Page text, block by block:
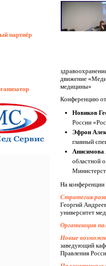
партнёр
движение
медицины»
Конференцию
Новиков
России
Эфрон
главный
Анисимова
областной
На
Стратегия
Георгий
университет
Организация
Новые
заведующий
Правления